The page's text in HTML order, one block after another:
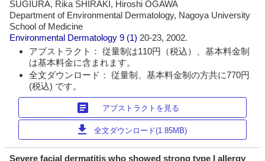
SUGIURA, Rika SHIRAKI, Hiroshi OGAWA
Department of Environmental Dermatology, Nagoya University
School of Medicine
Environmental Dermatology 9 (1) 20-23, 2002.
アブストラクト： 従量制は110円（税込）、基本料金制
は基本料金に含まれます。
全文ダウンロード： 従量制、基本料金制の方共に770円
(税込) です。
article アブストラクトを見る
download 全文ダウンロード(1.85MB)
Severe facial dermatitis who showed strong type I allergy